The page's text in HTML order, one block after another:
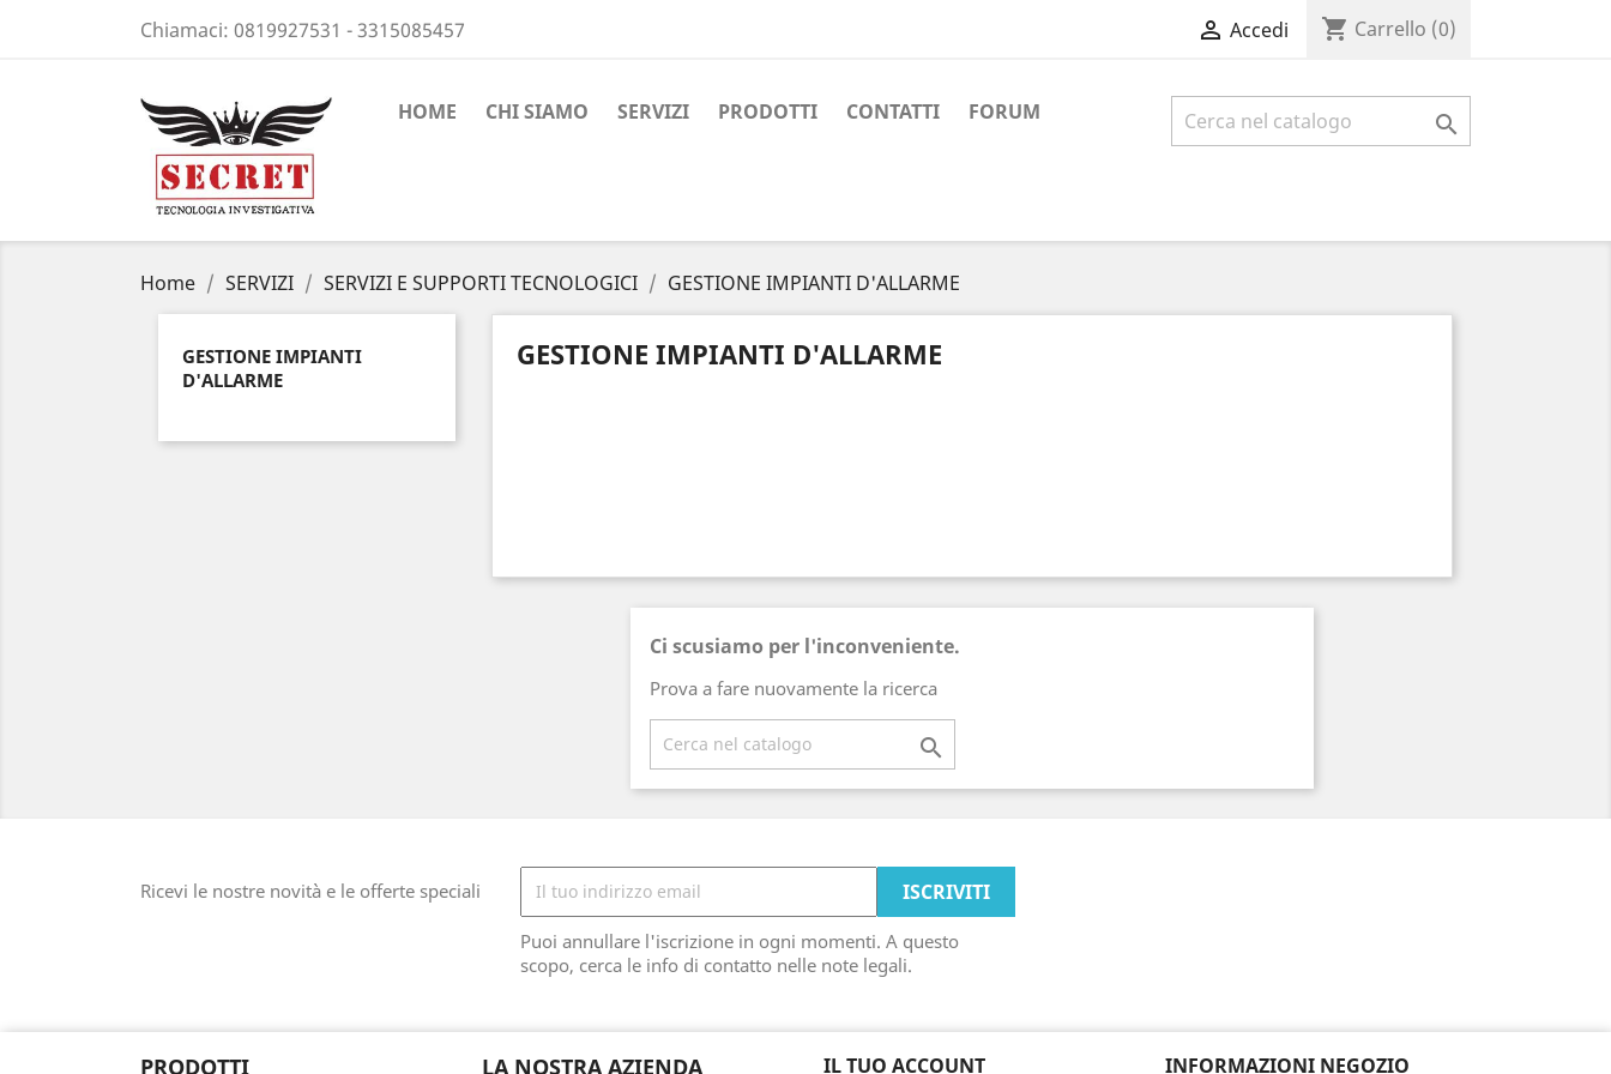
Chiamaci: 0819927531 - 3315085457  Accedi shopping_cart Carrello (0)
HOME CHI SIAMO SERVIZI PRODOTTI CONTATTI FORUM 
Home SERVIZI SERVIZI E SUPPORTI TECNOLOGICI GESTIONE IMPIANTI D'ALLARME
GESTIONE IMPIANTI
D'ALLARME
GESTIONE IMPIANTI D'ALLARME
Ci scusiamo per l'inconveniente.
Prova a fare nuovamente la ricerca

Ricevi le nostre novità e le offerte speciali
Puoi annullare l'iscrizione in ogni momenti. A questo
scopo, cerca le info di contatto nelle note legali.
PRODOTTI LA NOSTRA AZIENDA IL TUO ACCOUNT INFORMAZIONI NEGOZIO